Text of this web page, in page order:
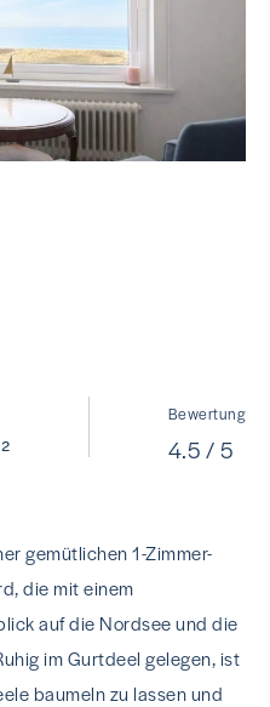
Bewertung
4.5 / 5
gemütlichen 1-Zimmer-
die mit einem
auf die Nordsee und die
im Gurtdeel gelegen, ist
baumeln zu lassen und